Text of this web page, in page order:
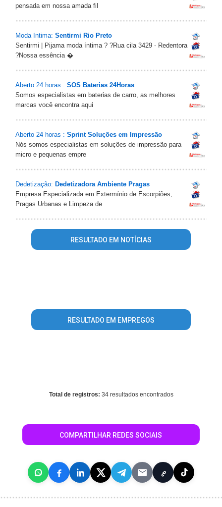
pensada em nossa amada fil
Moda Intima: Sentirmi Rio Preto
Sentirmi | Pijama moda íntima ? ?Rua cila 3429 - Redentora
?Nossa essência �
Aberto 24 horas : SOS Baterias 24Horas
Somos especialistas em baterias de carro, as melhores
marcas você encontra aqui
Aberto 24 horas : Sprint Soluções em Impressão
Nós somos especialistas em soluções de impressão para
micro e pequenas empre
Dedetização: Dedetizadora Ambiente Pragas
Empresa Especializada em Extermínio de Escorpiões,
Pragas Urbanas e Limpeza de
RESULTADO EM NOTÍCIAS
RESULTADO EM EMPREGOS
Total de registros: 34 resultados encontrados
COMPARTILHAR REDES SOCIAIS